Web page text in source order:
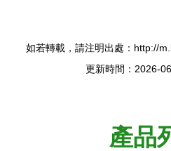
如若轉載，請注明出處：http://
更新時間：2026-
產品